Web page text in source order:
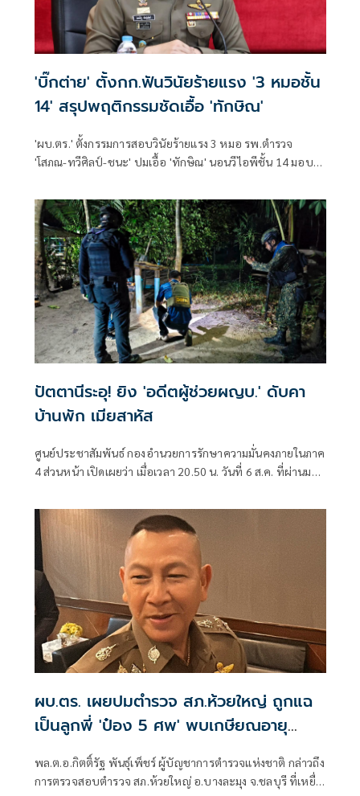
'บิ๊กต่าย' ตั้งกก.ฟันวินัยร้ายแรง '3 หมอชั้น
14' สรุปพฤติกรรมชัดเอื้อ 'ทักษิณ'
'ผบ.ตร.' ตั้งกรรมการสอบวินัยร้ายแรง 3 หมอ รพ.ตำรวจ
'โสภณ-ทวีศิลป์-ชนะ' ปมเอื้อ 'ทักษิณ' นอนวีไอพีชั้น 14 มอบ
ปัตตานีระอุ! ยิง 'อดีตผู้ช่วยผญบ.' ดับคา
บ้านพัก เมียสาหัส
ศูนย์ประชาสัมพันธ์ กองอำนวยการรักษาความมั่นคงภายในภาค
4 ส่วนหน้า เปิดเผยว่า เมื่อเวลา 20.50 น. วันที่ 6 ส.ค. ที่ผ่านมา
อาแว อดีตผู้ช่วยผู้ใหญ่บ้านหมู่ที่ 5
ผบ.ตร. เผยปมตำรวจ สภ.ห้วยใหญ่ ถูกแฉ
เป็นลูกพี่ 'ป๋อง 5 ศพ' พบเกษียณอายุ
ตั้งแต่ปี 57
พล.ต.อ.กิตติ์รัฐ พันธุ์เพ็ชร์ ผู้บัญชาการตำรวจแห่งชาติ กล่าวถึง
การตรวจสอบตำรวจ สภ.ห้วยใหญ่ อ.บางละมุง จ.ชลบุรี ที่เหยื่อ